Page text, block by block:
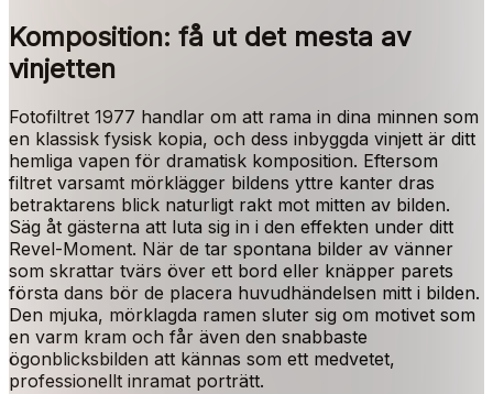
Komposition: få ut det mesta av
vinjetten
Fotofiltret 1977 handlar om att rama in dina minnen som
en klassisk fysisk kopia, och dess inbyggda vinjett är ditt
hemliga vapen för dramatisk komposition. Eftersom
filtret varsamt mörklägger bildens yttre kanter dras
betraktarens blick naturligt rakt mot mitten av bilden.
Säg åt gästerna att luta sig in i den effekten under ditt
Revel-Moment. När de tar spontana bilder av vänner
som skrattar tvärs över ett bord eller knäpper parets
första dans bör de placera huvudhändelsen mitt i bilden.
Den mjuka, mörklagda ramen sluter sig om motivet som
en varm kram och får även den snabbaste
ögonblicksbilden att kännas som ett medvetet,
professionellt inramat porträtt.